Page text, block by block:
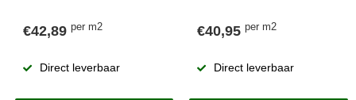
€42,89 per m2
Direct leverbaar
€40,95per m2
Direct leverbaar